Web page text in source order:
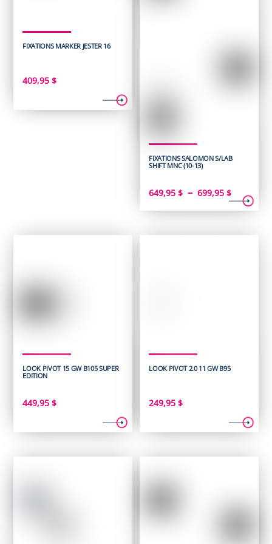
FIXATIONS MARKER JESTER 16
409,95$
FIXATIONS SALOMON S/LAB
SHIFT MNC (10-13)
649,95$ – 699,95$Plage
de
649,95 $
LOOK PIVOT 15 GW B105 SUPER
EDITION
449,95$
LOOK PIVOT 2.0 11 GW B95
249,95$